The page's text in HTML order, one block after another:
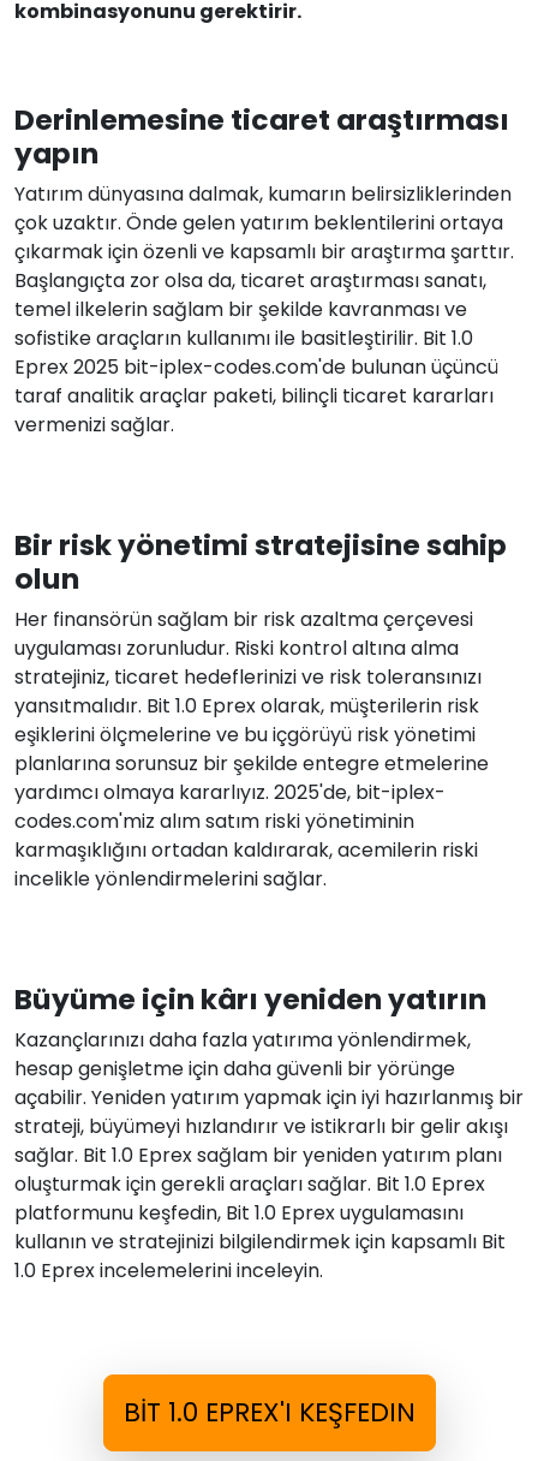
kombinasyonunu gerektirir.
Derinlemesine ticaret araştırması
yapın
Yatırım dünyasına dalmak, kumarın belirsizliklerinden
çok uzaktır. Önde gelen yatırım beklentilerini ortaya
çıkarmak için özenli ve kapsamlı bir araştırma şarttır.
Başlangıçta zor olsa da, ticaret araştırması sanatı,
temel ilkelerin sağlam bir şekilde kavranması ve
sofistike araçların kullanımı ile basitleştirilir. Bit 1.0
Eprex 2025 bit-iplex-codes.com'de bulunan üçüncü
taraf analitik araçlar paketi, bilinçli ticaret kararları
vermenizi sağlar.
Bir risk yönetimi stratejisine sahip
olun
Her finansörün sağlam bir risk azaltma çerçevesi
uygulaması zorunludur. Riski kontrol altına alma
stratejiniz, ticaret hedeflerinizi ve risk toleransınızı
yansıtmalıdır. Bit 1.0 Eprex olarak, müşterilerin risk
eşiklerini ölçmelerine ve bu içgörüyü risk yönetimi
planlarına sorunsuz bir şekilde entegre etmelerine
yardımcı olmaya kararlıyız. 2025'de, bit-iplex-
codes.com'miz alım satım riski yönetiminin
karmaşıklığını ortadan kaldırarak, acemilerin riski
incelikle yönlendirmelerini sağlar.
Büyüme için kârı yeniden yatırın
Kazançlarınızı daha fazla yatırıma yönlendirmek,
hesap genişletme için daha güvenli bir yörünge
açabilir. Yeniden yatırım yapmak için iyi hazırlanmış bir
strateji, büyümeyi hızlandırır ve istikrarlı bir gelir akışı
sağlar. Bit 1.0 Eprex sağlam bir yeniden yatırım planı
oluşturmak için gerekli araçları sağlar. Bit 1.0 Eprex
platformunu keşfedin, Bit 1.0 Eprex uygulamasını
kullanın ve stratejinizi bilgilendirmek için kapsamlı Bit
1.0 Eprex incelemelerini inceleyin.
BIT 1.0 EPREX'I KEŞFEDIN